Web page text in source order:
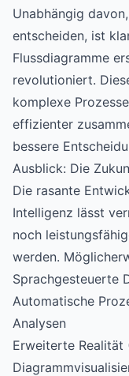
Unabhängig
entscheiden, ist
Flussdiagramme
revolutioniert.
komplexe
effizienter
bessere
Ausblick: Die
Die rasante
Intelligenz lässt
noch
werden.
Sprachgesteuerte
Automatische
Analysen
Erweiterte Realität